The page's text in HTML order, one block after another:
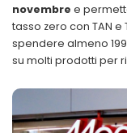
novembre e
tasso zero con TAN e
spendere almeno
su molti prodotti per